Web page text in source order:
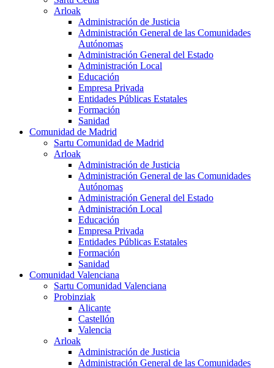
Arloak
Administración de Justicia
Administración General de las Comunidades
Autónomas
Administración General del Estado
Administración Local
Educación
Empresa Privada
Entidades Públicas Estatales
Formación
Sanidad
Comunidad de Madrid
Sartu Comunidad de Madrid
Arloak
Administración de Justicia
Administración General de las Comunidades
Autónomas
Administración General del Estado
Administración Local
Educación
Empresa Privada
Entidades Públicas Estatales
Formación
Sanidad
Comunidad Valenciana
Sartu Comunidad Valenciana
Probinziak
Alicante
Castellón
Valencia
Arloak
Administración de Justicia
Administración General de las Comunidades